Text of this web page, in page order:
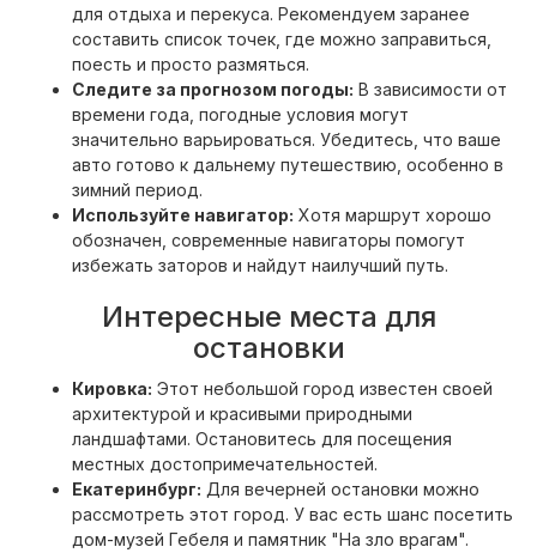
для отдыха и перекуса. Рекомендуем заранее
составить список точек, где можно заправиться,
поесть и просто размяться.
Следите за прогнозом погоды: В зависимости от
времени года, погодные условия могут
значительно варьироваться. Убедитесь, что ваше
авто готово к дальнему путешествию, особенно в
зимний период.
Используйте навигатор: Хотя маршрут хорошо
обозначен, современные навигаторы помогут
избежать заторов и найдут наилучший путь.
Интересные места для
остановки
Кировка: Этот небольшой город известен своей
архитектурой и красивыми природными
ландшафтами. Остановитесь для посещения
местных достопримечательностей.
Екатеринбург: Для вечерней остановки можно
рассмотреть этот город. У вас есть шанс посетить
дом-музей Гебеля и памятник "На зло врагам".